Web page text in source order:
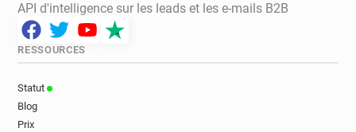
v********@manchester.ac.uk
r*********@manchester.ac.uk
e**********@manchester.ac.uk
API d'intelligence sur les leads et les e-mails B2B
RESSOURCES
Statut
Blog
Prix